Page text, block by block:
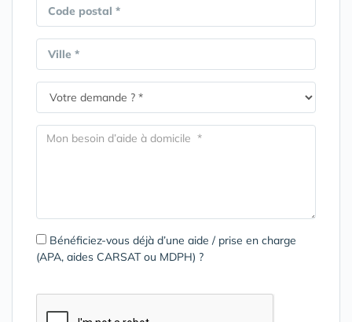
Code postal *
Ville *
Bénéficiez-vous déjà d’une aide / prise en charge
(APA, aides CARSAT ou MDPH) ?